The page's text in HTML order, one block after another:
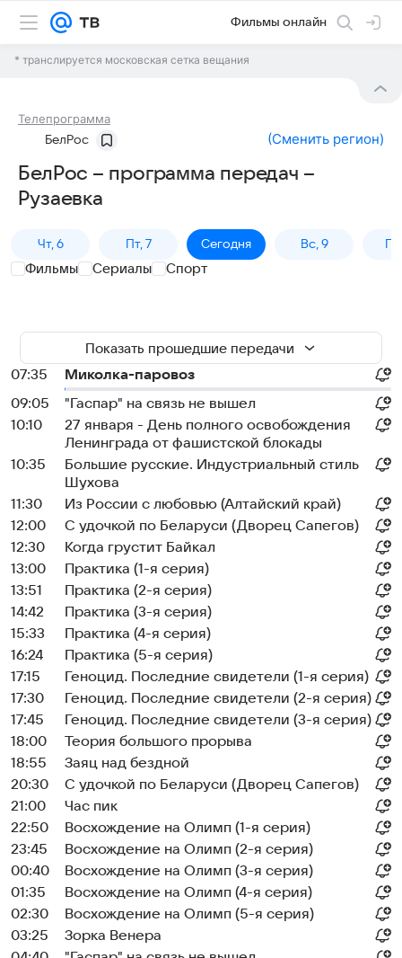
Фильмы онлайн
* транслируется московская сетка вещания
Телепрограмма
БелРос (Сменить регион)
БелРос – программа передач –
Рузаевка
Чт, 6 Пт, 7 Сегодня Вс, 9
Фильмы Сериалы Спорт
Показать прошедшие передачи
07:35
Миколка-паровоз
09:05
"Гаспар" на связь не вышел
10:10
27 января - День полного освобождения
Ленинграда от фашистской блокады
10:35
Большие русские. Индустриальный стиль
Шухова
11:30
Из России с любовью (Алтайский край)
12:00
С удочкой по Беларуси (Дворец Сапегов)
12:30
Когда грустит Байкал
13:00
Практика (1-я серия)
13:51
Практика (2-я серия)
14:42
Практика (3-я серия)
15:33
Практика (4-я серия)
16:24
Практика (5-я серия)
17:15
Геноцид. Последние свидетели (1-я серия)
17:30
Геноцид. Последние свидетели (2-я серия)
17:45
Геноцид. Последние свидетели (3-я серия)
18:00
Теория большого прорыва
18:55
Заяц над бездной
20:30
С удочкой по Беларуси (Дворец Сапегов)
21:00
Час пик
22:50
Восхождение на Олимп (1-я серия)
23:45
Восхождение на Олимп (2-я серия)
00:40
Восхождение на Олимп (3-я серия)
01:35
Восхождение на Олимп (4-я серия)
02:30
Восхождение на Олимп (5-я серия)
03:25
Зорка Венера